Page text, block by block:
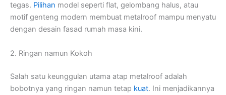
tegas. Pilihan model seperti flat, gelombang halus, atau
motif genteng modern membuat metalroof mampu menyatu
dengan desain fasad rumah masa kini.
2. Ringan namun Kokoh
Salah satu keunggulan utama atap metalroof adalah
bobotnya yang ringan namun tetap kuat. Ini menjadikannya